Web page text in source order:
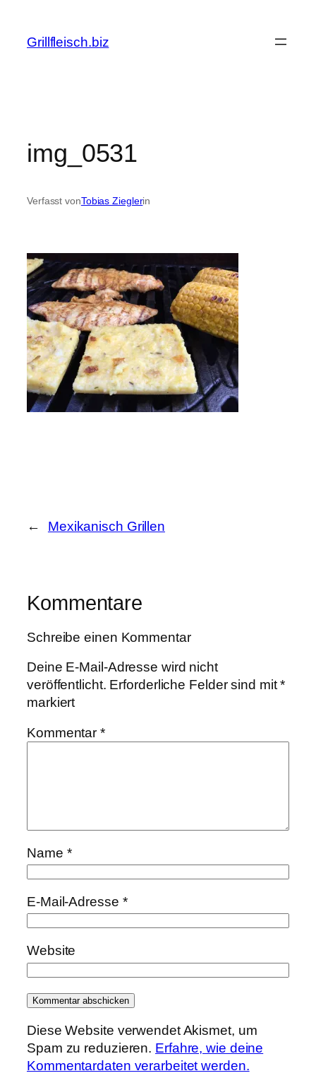
springen
Grillfleisch.biz
img_0531
Verfasst vonTobias Zieglerin
← Mexikanisch Grillen
Kommentare
Schreibe einen Kommentar
Deine E-Mail-Adresse wird nicht
veröffentlicht. Erforderliche Felder sind mit*
markiert
Kommentar*
Name *
E-Mail-Adresse *
Website
Diese Website verwendet Akismet, um
Spam zu reduzieren. Erfahre, wie deine
Kommentardaten verarbeitet werden.